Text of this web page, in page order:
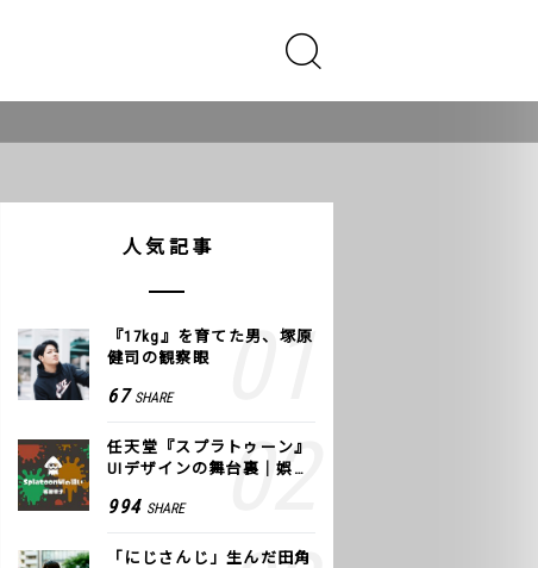
人気記事
『17kg』を育てた男、塚原
健司の観察眼
67 SHARE
任天堂『スプラトゥーン』
UIデザインの舞台裏｜娯楽
994 SHARE
「にじさんじ」生んだ田角